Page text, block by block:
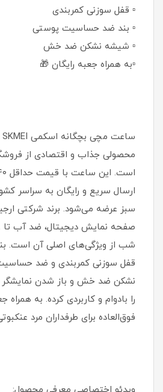
▫️ قفل سوزنی کمربندی
▫️ بند ضد حساسیت پوستی
▫️ شیشه نشکن ضد خش
▫️به همراه جعبه رایگان 🎁
محصولی جذاب و اقتصادی از
ارسال سریع و رایگان به سراسر
سبز عرضه می‌شود. برند شرکتی
صفحه نمایش دیجیتال، ضد آب تا
شب از ویژگی‌های اصلی آن است.
قفل سوزنی کمربندی و ضد
نشکن ضد خش و باز شدن نمایشگر
را بادوام و کاربردی کرده. به همراه
فوق‌العاده برای طرفداران مرد